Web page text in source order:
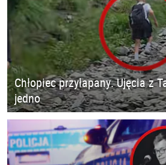
Chłopiec przyłapany. Ujęcia z
jedno